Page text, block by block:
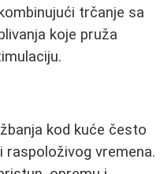
trčanje sa
koje pruža
kod kuće često
raspoloživog vremena.